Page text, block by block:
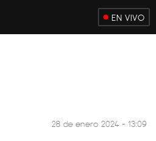
EN VIVO
28 de enero 2024 - 13:09